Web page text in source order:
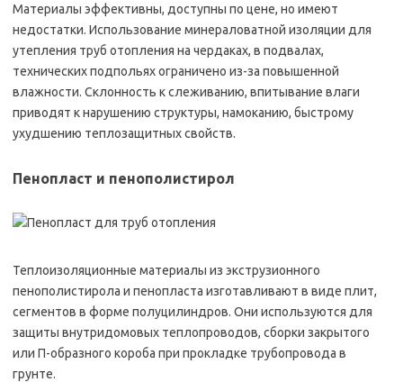
Материалы эффективны, доступны по цене, но имеют
недостатки. Использование минераловатной изоляции для
утепления труб отопления на чердаках, в подвалах,
технических подпольях ограничено из-за повышенной
влажности. Склонность к слеживанию, впитывание влаги
приводят к нарушению структуры, намоканию, быстрому
ухудшению теплозащитных свойств.
Пенопласт и пенополистирол
Теплоизоляционные материалы из экструзионного
пенополистирола и пенопласта изготавливают в виде плит,
сегментов в форме полуцилиндров. Они используются для
защиты внутридомовых теплопроводов, сборки закрытого
или П-образного короба при прокладке трубопровода в
грунте.